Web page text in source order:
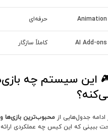
Animation حرفه‌ای
AI Add-ons کاملاً سازگار
این سیستم چه بازی‌ها
ادامه جدول‌هایی از محبوب‌ترین بازی‌ها و
ببینی که این کیس چه عملکردی